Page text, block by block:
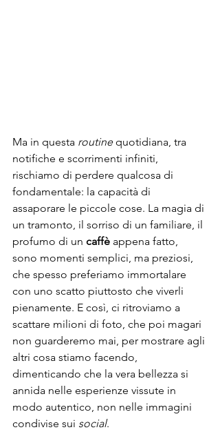
Ma in questa routine quotidiana, tra
notifiche e scorrimenti infiniti,
rischiamo di perdere qualcosa di
fondamentale: la capacità di
assaporare le piccole cose. La magia di
un tramonto, il sorriso di un familiare, il
profumo di un caffè appena fatto,
sono momenti semplici, ma preziosi,
che spesso preferiamo immortalare
con uno scatto piuttosto che viverli
pienamente. E così, ci ritroviamo a
scattare milioni di foto, che poi magari
non guarderemo mai, per mostrare agli
altri cosa stiamo facendo,
dimenticando che la vera bellezza si
annida nelle esperienze vissute in
modo autentico, non nelle immagini
condivise sui social.